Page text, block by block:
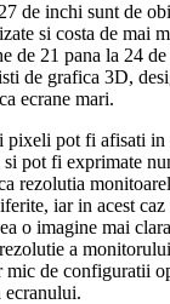
de inchi sunt de
si costa de mai
de 21 pana la 24
de grafica 3D,
ecrane mari.
pixeli pot fi afisati
pot fi exprimate
rezolutia
iar in acest
o imagine mai
a
mic de configuratii
ecranului.